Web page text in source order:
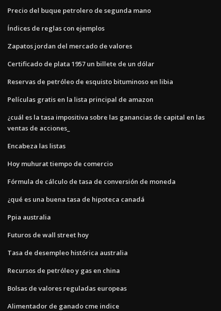
Precio del buque petrolero de segunda mano
Índices de reglas con ejemplos
Zapatos jordan del mercado de valores
Certificado de plata 1957 un billete de un dólar
Reservas de petróleo de esquisto bituminoso en libia
Películas gratis en la lista principal de amazon
¿cuál es la tasa impositiva sobre las ganancias de capital en las
ventas de acciones_
Encabeza las listas
Hoy muhurat tiempo de comercio
Fórmula de cálculo de tasa de conversión de moneda
¿qué es una buena tasa de hipoteca canadá
Ppia australia
Futuros de wall street hoy
Tasa de desempleo histórica australia
Recursos de petróleo y gas en china
Bolsas de valores reguladas europeas
Alimentador de ganado cme indice